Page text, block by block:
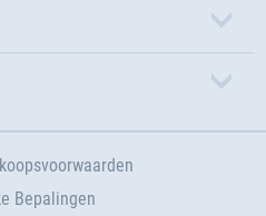
Bepalingen